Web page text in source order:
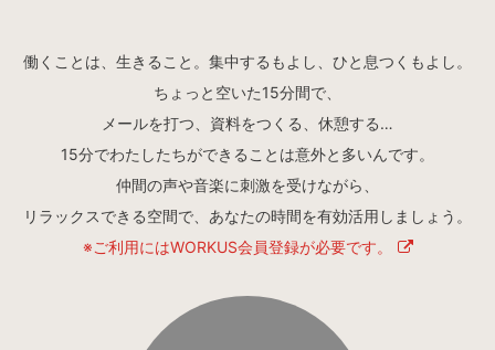
AKIHABARA II 秋葉原Ⅱ
OTEMACHI 大手町
HARAJUKU
MINAMI AOYAMA 南青山
働くことは、生きること。集中するもよし、ひと息つくもよし。
ちょっと空いた15分間で、
メールを打つ、資料をつくる、休憩する…
15分でわたしたちができることは意外と多いんです。
仲間の声や音楽に刺激を受けながら、
リラックスできる空間で、あなたの時間を有効活用しましょう。
※ご利用にはWORKUS会員登録が必要です。